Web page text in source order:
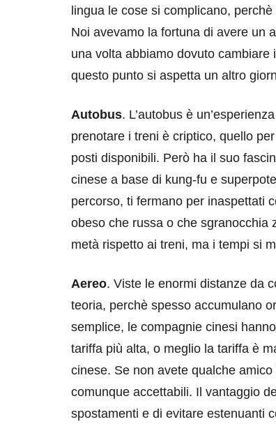
lingua le cose si complicano,
Noi avevamo la fortuna di avere un
una volta abbiamo dovuto
questo punto si aspetta un altro
Autobus. L’autobus è
prenotare i treni è criptico, quello
posti disponibili. Però ha il suo
cinese a base di kung-fu e
percorso, ti fermano per inaspettati
obeso che russa o che sgranocchia
metà rispetto ai treni, ma i tempi si
Aereo. Viste le enormi distanze da
teoria, perchè spesso accumulano
semplice, le compagnie cinesi
tariffa più alta, o meglio la tariffa è
cinese. Se non avete qualche
comunque accettabili. Il vantaggio
spostamenti e di evitare estenuanti
Giugno 26, 2013